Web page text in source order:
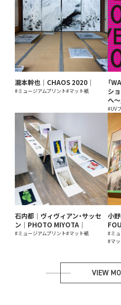
瀧本幹也｜CHAOS 2020｜
#ミュージアムプリント#マット紙
「
シ
へ〜
#UV
石内都｜ヴィヴィアン・サッセ
ン｜PHOTO MIYOTA｜
#ミュージアムプリント#マット紙
小
#ミ
#マ
VIEW